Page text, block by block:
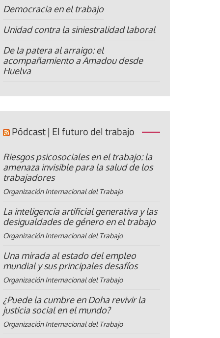
Democracia en el trabajo
Unidad contra la siniestralidad laboral
De la patera al arraigo: el
acompañamiento a Amadou desde
Huelva
Pódcast | El futuro del trabajo
Riesgos psicosociales en el trabajo: la
amenaza invisible para la salud de los
trabajadores
Organización Internacional del Trabajo
La inteligencia artificial generativa y las
desigualdades de género en el trabajo
Organización Internacional del Trabajo
Una mirada al estado del empleo
mundial y sus principales desafíos
Organización Internacional del Trabajo
¿Puede la cumbre en Doha revivir la
justicia social en el mundo?
Organización Internacional del Trabajo